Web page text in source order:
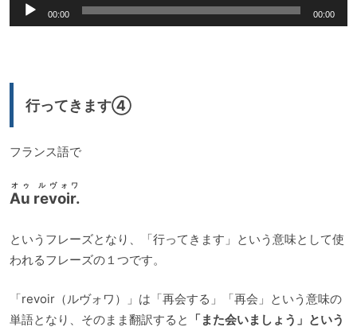
声
00:00 00:00
行ってきます④
フランス語で
Au revoir.
オゥ ルヴォワ
というフレーズとなり、「行ってきます」という意味として使
われるフレーズの１つです。
「revoir（ルヴォワ）」は「再会する」「再会」という意味の
単語となり、そのまま翻訳すると
「また会いましょう」という